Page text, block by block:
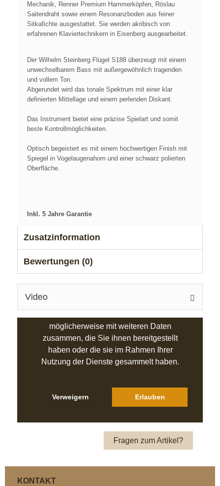
Mechanik, Renner Premium Hammerköpfen, Röslau
Saitendraht sowie einem Resonanzboden aus feiner
Sitkafichte ausgestattet. Sie werden akribisch von
erfahrenen Klaviertechnikern in Eisenberg ausgearbeitet.
Der Wilhelm Steinberg Flügel S188 überzeugt mit einem
unwechselbarem Bass mit außergewöhnlich tragenden
und vollem Ton.
Abgerundet wird das tonale Spektrum mit einer klar
definierten Mittellage und einem perlenden Diskant.
Das Instrument bietet eine präzise Spielart und somit
beste Kontrollmöglichkeiten.
Optisch begeistert es mit einem hochwertigen Finish mit
Spiegel in Vogelaugenahorn und einer schwarz polierten
Oberfläche.
Inkl. 5 Jahre Garantie
Zusatzinformation
Bewertungen (0)
Video
Fragen zum Artikel?
KONTAKT